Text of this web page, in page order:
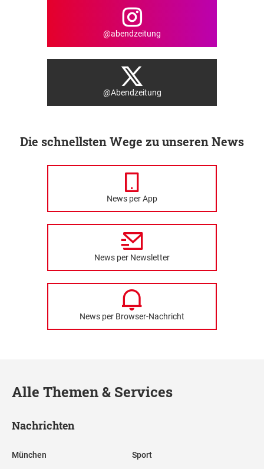
@abendzeitung
@Abendzeitung
Die schnellsten Wege zu unseren News
News per App
News per Newsletter
News per Browser-Nachricht
Alle Themen & Services
Nachrichten
München Sport